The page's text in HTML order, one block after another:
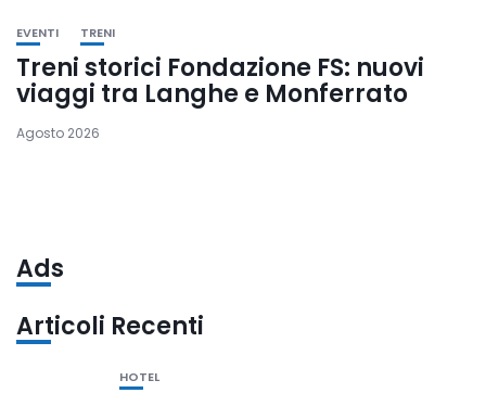
EVENTI TRENI
Treni storici Fondazione FS: nuovi
viaggi tra Langhe e Monferrato
Agosto 2026
Ads
Articoli Recenti
HOTEL